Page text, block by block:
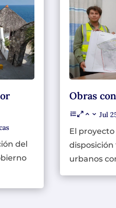
del
Obras
Jul
El
disposición
urbanos